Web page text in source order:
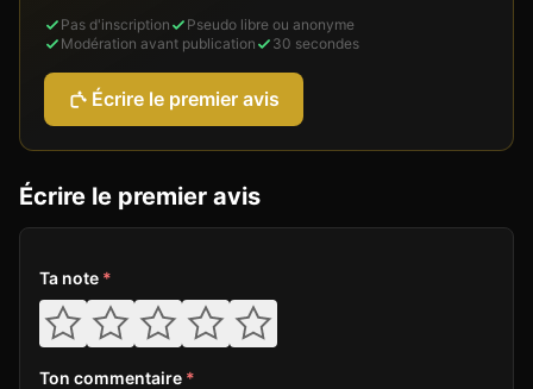
Pas d'inscription
Pseudo libre ou anonyme
Modération avant publication
30 secondes
Écrire le premier avis
Écrire le premier avis
Ta note *
Ton commentaire *